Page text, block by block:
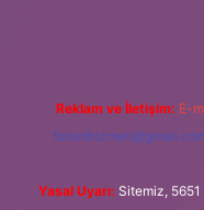
Reklam ve İletişim: E-
Yasal Uyarı: Sitemiz,